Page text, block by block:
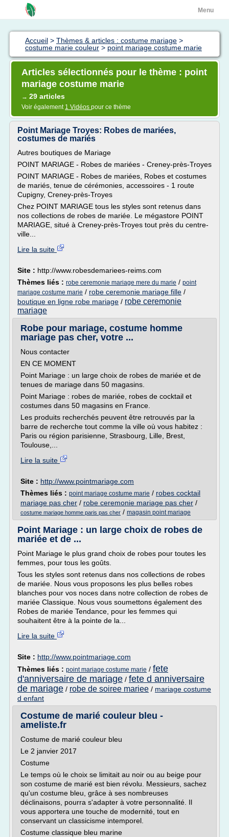
Menu
Accueil > Thèmes & articles : costume mariage >
costume marie couleur > point mariage costume marie
Articles sélectionnés pour le thème : point
mariage costume marie
→ 29 articles
Voir également 1 Vidéos pour ce thème
Point Mariage Troyes: Robes de mariées,
costumes de mariés
Autres boutiques de Mariage
POINT MARIAGE - Robes de mariées - Creney-près-Troyes
POINT MARIAGE - Robes de mariées, Robes et costumes
de mariés, tenue de cérémonies, accessoires - 1 route
Cupigny, Creney-près-Troyes
Chez POINT MARIAGE tous les styles sont retenus dans
nos collections de robes de mariée. Le mégastore POINT
MARIAGE, situé à Creney-près-Troyes tout près du centre-
ville...
Lire la suite
Site : http://www.robesdemariees-reims.com
Thèmes liés : robe ceremonie mariage mere du marie / point
mariage costume marie / robe ceremonie mariage fille /
boutique en ligne robe mariage / robe ceremonie
mariage
Robe pour mariage, costume homme
mariage pas cher, votre ...
Nous contacter
EN CE MOMENT
Point Mariage : un large choix de robes de mariée et de
tenues de mariage dans 50 magasins.
Point Mariage : robes de mariée, robes de cocktail et
costumes dans 50 magasins en France.
Les produits recherchés peuvent être retrouvés par la
barre de recherche tout comme la ville où vous habitez :
Paris ou région parisienne, Strasbourg, Lille, Brest,
Toulouse,...
Lire la suite
Site : http://www.pointmariage.com
Thèmes liés : point mariage costume marie / robes cocktail
mariage pas cher / robe ceremonie mariage pas cher /
costume mariage homme paris pas cher / magasin point mariage
Point Mariage : un large choix de robes de
mariée et de ...
Point Mariage le plus grand choix de robes pour toutes les
femmes, pour tous les goûts.
Tous les styles sont retenus dans nos collections de robes
de mariée. Nous vous proposons les plus belles robes
blanches pour vos noces dans notre collection de robes de
mariée Classique. Nous vous soumettons également des
Robes de mariée Tendance, pour les femmes qui
souhaitent être à la pointe de la...
Lire la suite
Site : http://www.pointmariage.com
Thèmes liés : point mariage costume marie / fete
d'anniversaire de mariage / fete d anniversaire
de mariage / robe de soiree mariee / mariage costume
d enfant
Costume de marié couleur bleu -
ameliste.fr
Costume de marié couleur bleu
Le 2 janvier 2017
Costume
Le temps où le choix se limitait au noir ou au beige pour
son costume de marié est bien révolu. Messieurs, sachez
qu'un costume bleu, grâce à ses nombreuses
déclinaisons, pourra s'adapter à votre personnalité. Il
vous apportera une touche de modernité, tout en
conservant un classicisme intemporel.
Costume classique bleu marine